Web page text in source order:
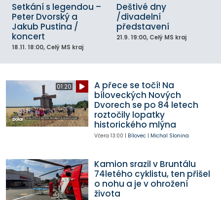
Setkání s legendou –
Peter Dvorský a
Jakub Pustina /
koncert
18.11. 18:00, Celý MS kraj
Deštivé dny
/divadelní
představení
21.9. 19:00, Celý MS kraj
01:20
A přece se točí! Na
bíloveckých Nových
Dvorech se po 84 letech
roztočily lopatky
historického mlýna
Včera 13:00 | Bílovec| Michal Slonina
Kamion srazil v Bruntálu
74letého cyklistu, ten přišel
o nohu a je v ohrožení
života